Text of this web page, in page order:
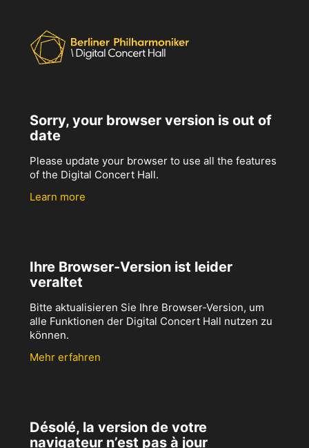
Sorry, your browser version is out of
date
Please update your browser to use all the features
of the Digital Concert Hall.
Learn more
Ihre Browser-Version ist leider
veraltet
Bitte aktualisieren Sie Ihre Browser-Version, um
alle Funktionen der Digital Concert Hall nutzen zu
können.
Mehr erfahren
Désolé, la version de votre
navigateur n’est pas à jour